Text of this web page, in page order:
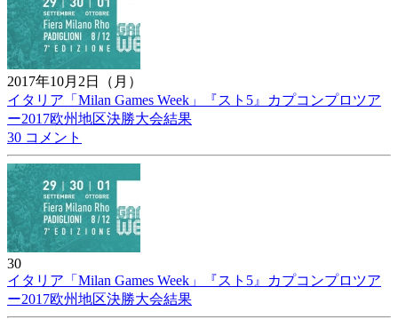
2017年10月2日（月）
イタリア「Milan Games Week」『スト5』カプコンプロツア
ー2017欧州地区決勝大会結果
30 コメント
30
イタリア「Milan Games Week」『スト5』カプコンプロツア
ー2017欧州地区決勝大会結果